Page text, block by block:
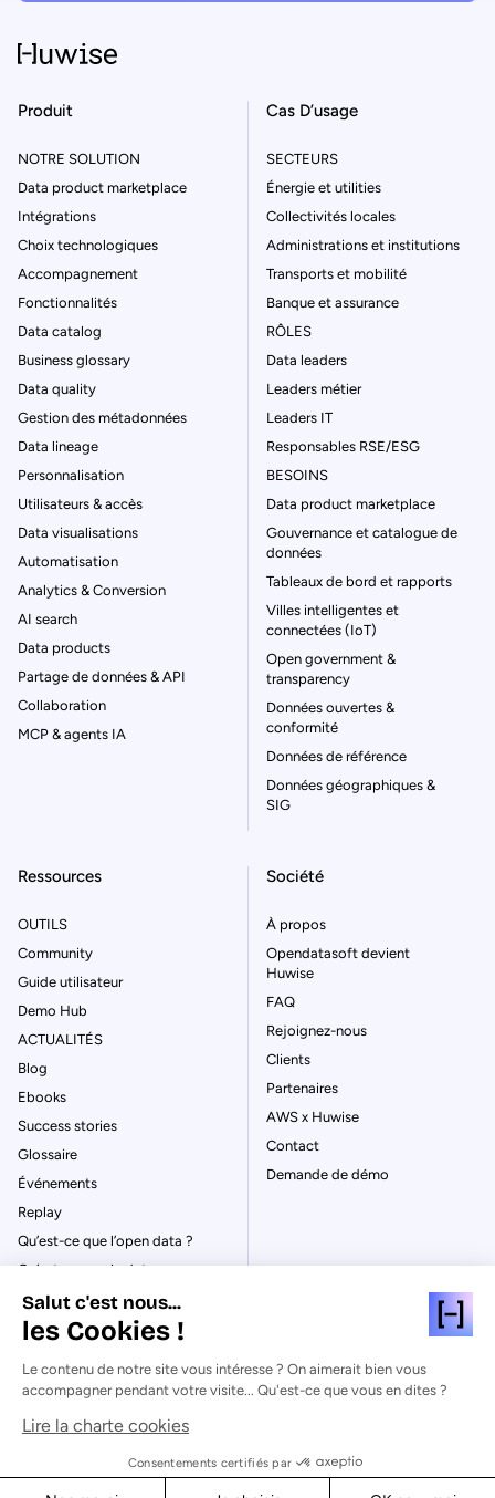
Produit
NOTRE SOLUTION
Data product marketplace
Intégrations
Choix technologiques
Accompagnement
Fonctionnalités
Data catalog
Business glossary
Data quality
Gestion des métadonnées
Data lineage
Personnalisation
Utilisateurs & accès
Data visualisations
Automatisation
Analytics & Conversion
AI search
Data products
Partage de données & API
Collaboration
MCP & agents IA
Cas D’usage
SECTEURS
Énergie et utilities
Collectivités locales
Administrations et institutions
Transports et mobilité
Banque et assurance
RÔLES
Data leaders
Leaders métier
Leaders IT
Responsables RSE/ESG
BESOINS
Data product marketplace
Gouvernance et catalogue de
données
Tableaux de bord et rapports
Villes intelligentes et
connectées (IoT)
Open government &
transparency
Données ouvertes &
conformité
Données de référence
Données géographiques &
SIG
Ressources
OUTILS
Community
Guide utilisateur
Demo Hub
ACTUALITÉS
Blog
Ebooks
Success stories
Glossaire
Événements
Replay
Qu’est-ce que l’open data ?
Qu’est-ce que le data
La gouvernance des données
Société
À propos
Opendatasoft devient
Huwise
FAQ
Rejoignez-nous
Clients
Partenaires
AWS x Huwise
Contact
Demande de démo
Salut c'est nous...
les Cookies !
Le contenu de notre site vous intéresse ? On aimerait bien vous
accompagner pendant votre visite... Qu'est-ce que vous en dites ?
Lire la charte cookies
Consentements certifiés par